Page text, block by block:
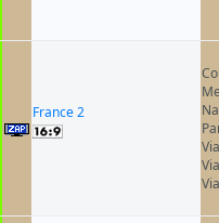
France 2